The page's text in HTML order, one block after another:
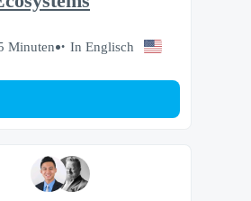
Minuten In Englisch